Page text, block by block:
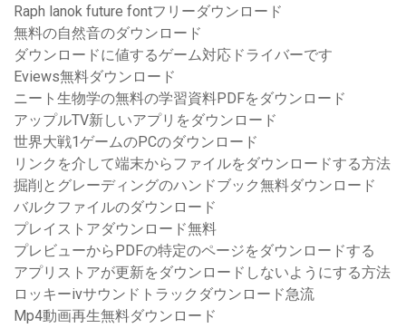
Raph lanok future fontフリーダウンロード
無料の自然音のダウンロード
ダウンロードに値するゲーム対応ドライバーです
Eviews無料ダウンロード
ニート生物学の無料の学習資料PDFをダウンロード
アップルTV新しいアプリをダウンロード
世界大戦1ゲームのPCのダウンロード
リンクを介して端末からファイルをダウンロードする方法
掘削とグレーディングのハンドブック無料ダウンロード
バルクファイルのダウンロード
プレイストアダウンロード無料
プレビューからPDFの特定のページをダウンロードする
アプリストアが更新をダウンロードしないようにする方法
ロッキーivサウンドトラックダウンロード急流
Mp4動画再生無料ダウンロード